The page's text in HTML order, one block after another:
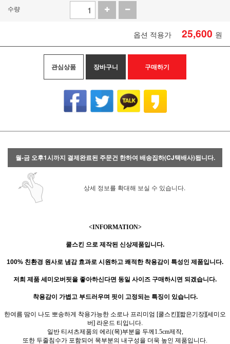
수량
옵션 적용가 25,600 원
관심상품 장바구니 구매하기
월-금 오후1시까지 결제완료된 주문건 한하여 배송집하(CJ택배사)됩니다.
상세 정보를 확대해 보실 수 있습니다.
<INFORMATION>
쿨스킨 으로 제작된 신상제품입니다.
100% 친환경 원사로 냄감 효과로 시원하고 쾌적한 착용감이 특성인 제품입니다.
저희 제품 세미오버핏을 좋아하신다면 동일 사이즈 구매하시면 되겠습니다.
착용감이 가볍고 부드러우며 핏이 고정되는 특징이 있습니다.
한여름 땀이 나도 뽀송하게 착용가능한 소로나 프리미엄 [쿨스킨][짧은기장][세미오
버] 라운드 티입니다.
일반 티셔츠제품의 에리(목)부분을 두께1.5cm제작,
또한 두줄침수가 포함되어 목부분의 내구성을 더욱 높인 제품입니다.